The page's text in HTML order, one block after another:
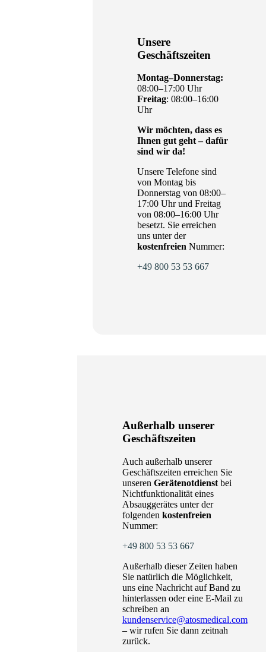
Unsere
Geschäftszeiten
Montag–Donnerstag:
08:00–17:00 Uhr
Freitag: 08:00–16:00
Uhr
Wir möchten, dass es
Ihnen gut geht – dafür
sind wir da!
Unsere Telefone sind
von Montag bis
Donnerstag von 08:00–
17:00 Uhr und Freitag
von 08:00–16:00 Uhr
besetzt. Sie erreichen
uns unter der
kostenfreien Nummer:
+49 800 53 53 667
Außerhalb unserer
Geschäftszeiten
Auch außerhalb unserer
Geschäftszeiten erreichen Sie
unseren Gerätenotdienst bei
Nichtfunktionalität eines
Absauggerätes unter der
folgenden kostenfreien
Nummer:
+49 800 53 53 667
Außerhalb dieser Zeiten haben
Sie natürlich die Möglichkeit,
uns eine Nachricht auf Band zu
hinterlassen oder eine E-Mail zu
schreiben an
kundenservice@atosmedical.com
– wir rufen Sie dann zeitnah
zurück.